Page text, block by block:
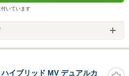
いています
イブリッド MV デュアルカ